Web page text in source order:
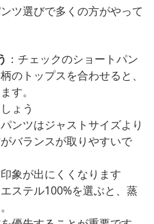
ツ選びで多くの方がやって
：チェックのショートパン
のトップスを合わせると、
す。
ょう
ンツはジャストサイズより
バランスが取りやすいで
象が出にくくなります
ステル100%を選ぶと、蒸